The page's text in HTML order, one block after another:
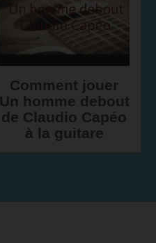
Comment jouer
Un homme debout
de Claudio Capéo
à la guitare